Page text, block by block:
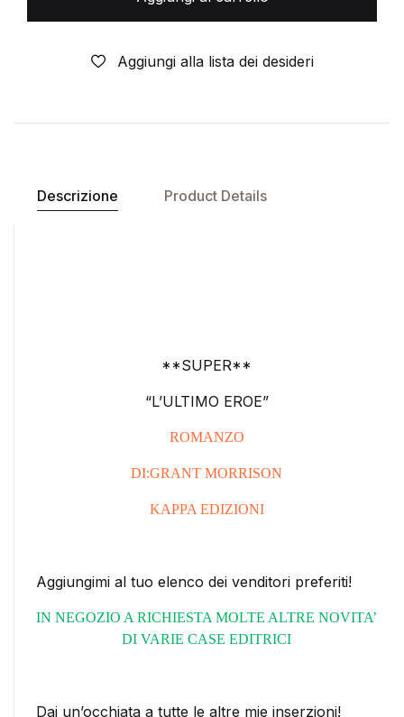
Aggiungi alla lista dei desideri
Descrizione Product Details
**SUPER**
“L’ULTIMO EROE”
ROMANZO
DI:GRANT MORRISON
KAPPA EDIZIONI
Aggiungimi al tuo elenco dei venditori preferiti!
IN NEGOZIO A RICHIESTA MOLTE ALTRE NOVITA’
DI VARIE CASE EDITRICI
Dai un’occhiata a tutte le altre mie inserzioni!